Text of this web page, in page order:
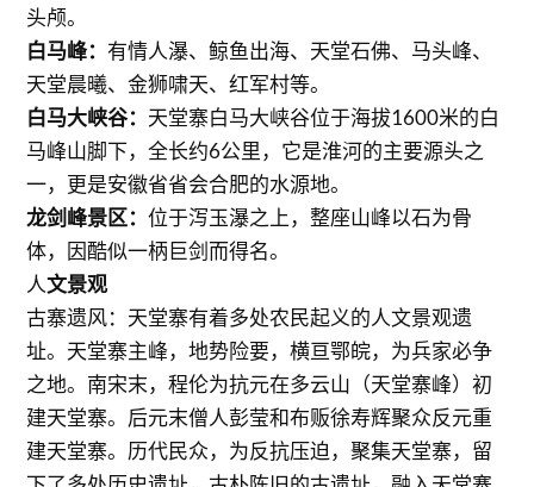
头颅。
白马峰： 有情人瀑、鲸鱼出海、天堂石佛、马头峰、
天堂晨曦、金狮啸天、红军村等。
白马大峡谷： 天堂寨白马大峡谷位于海拔1600米的白
马峰山脚下，全长约6公里，它是淮河的主要源头之
一，更是安徽省省会合肥的水源地。
龙剑峰景区：位于泻玉瀑之上，整座山峰以石为骨
体，因酷似一柄巨剑而得名。
人文景观
古寨遗风：天堂寨有着多处农民起义的人文景观遗
址。天堂寨主峰，地势险要，横亘鄂皖，为兵家必争
之地。南宋末，程伦为抗元在多云山（天堂寨峰）初
建天堂寨。后元末僧人彭莹和布贩徐寿辉聚众反元重
建天堂寨。历代民众，为反抗压迫，聚集天堂寨，留